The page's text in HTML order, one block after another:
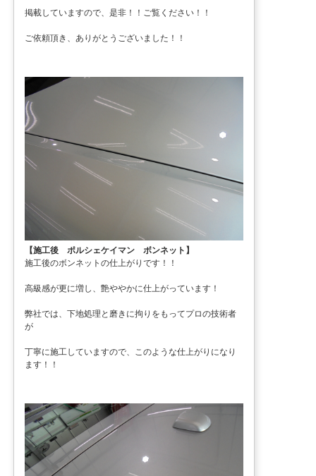
掲載していますので、是非！！ご覧ください！！
ご依頼頂き、ありがとうございました！！
【施工後 ポルシェケイマン ボンネット】
施工後のボンネットの仕上がりです！！
高級感が更に増し、艶ややかに仕上がっています！
弊社では、下地処理と磨きに拘りをもってプロの技術者
が
丁寧に施工していますので、このような仕上がりになり
ます！！